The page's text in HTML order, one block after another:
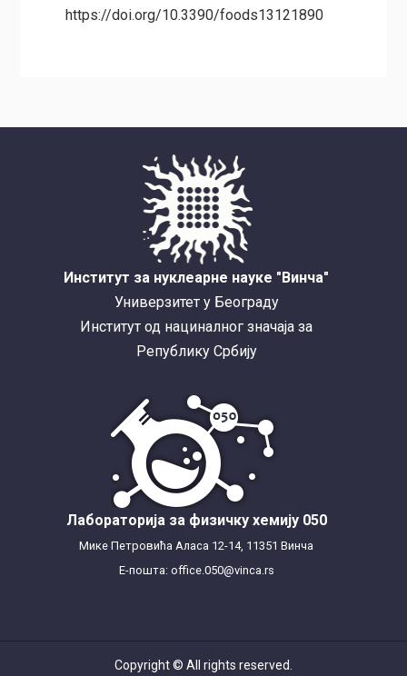
https://doi.org/10.3390/foods13121890
Институт за нуклеарне науке "Винча"
Универзитет у Београду
Институт од нациналног значаја за
Републику Србију
Лабораторија за физичку хемију 050
Мике Петровића Аласа 12-14, 11351 Винча
Е-пошта: office.050@vinca.rs
Copyright © All rights reserved.